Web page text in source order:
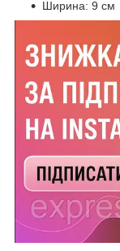
Ширина: 9 см